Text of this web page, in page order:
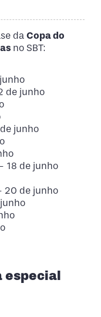
da Copa do
no SBT:
de junho
junho
18 de junho
20 de junho
especial